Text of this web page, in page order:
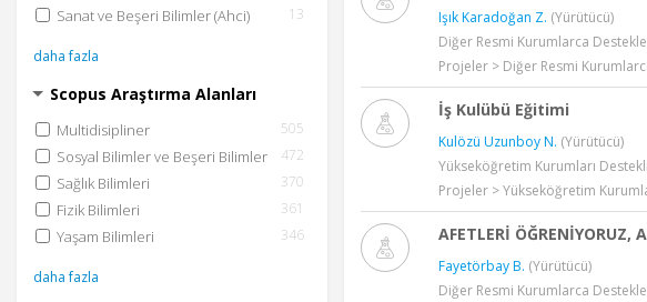
Sanat ve Beşeri Bilimler (Ahci) 13
daha fazla
Scopus Araştırma Alanları
Multidisipliner 505
Sosyal Bilimler ve Beşeri Bilimler 472
Sağlık Bilimleri 370
Fizik Bilimleri 361
Yaşam Bilimleri 346
daha fazla
Işık Karadoğan Z. (Yürütücü)
Diğer Resmi Kurumlarca
Projeler > Diğer Resmi
İş Kulübü Eğitimi
Kulözü Uzunboy N. (Yürütücü)
Yükseköğretim Kurumları
Projeler > Yükseköğretim
AFETLERİ ÖĞRENİYORUZ,
Fayetörbay B. (Yürütücü)
Diğer Resmi Kurumlarca